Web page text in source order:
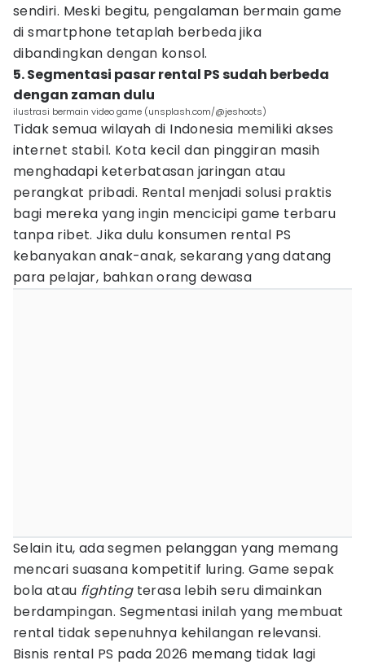
sendiri. Meski begitu, pengalaman bermain game
di smartphone tetaplah berbeda jika
dibandingkan dengan konsol.
5. Segmentasi pasar rental PS sudah berbeda
dengan zaman dulu
ilustrasi bermain video game (unsplash.com/@jeshoots)
Tidak semua wilayah di Indonesia memiliki akses
internet stabil. Kota kecil dan pinggiran masih
menghadapi keterbatasan jaringan atau
perangkat pribadi. Rental menjadi solusi praktis
bagi mereka yang ingin mencicipi game terbaru
tanpa ribet. Jika dulu konsumen rental PS
kebanyakan anak-anak, sekarang yang datang
para pelajar, bahkan orang dewasa
Selain itu, ada segmen pelanggan yang memang
mencari suasana kompetitif luring. Game sepak
bola atau fightingterasa lebih seru dimainkan
berdampingan. Segmentasi inilah yang membuat
rental tidak sepenuhnya kehilangan relevansi.
Bisnis rental PS pada 2026 memang tidak lagi